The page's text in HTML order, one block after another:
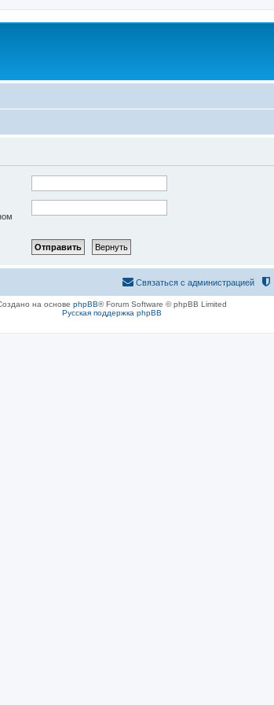
Связаться с администрацией
на основе phpBB® Forum Software © phpBB Limited
Русская поддержка phpBB